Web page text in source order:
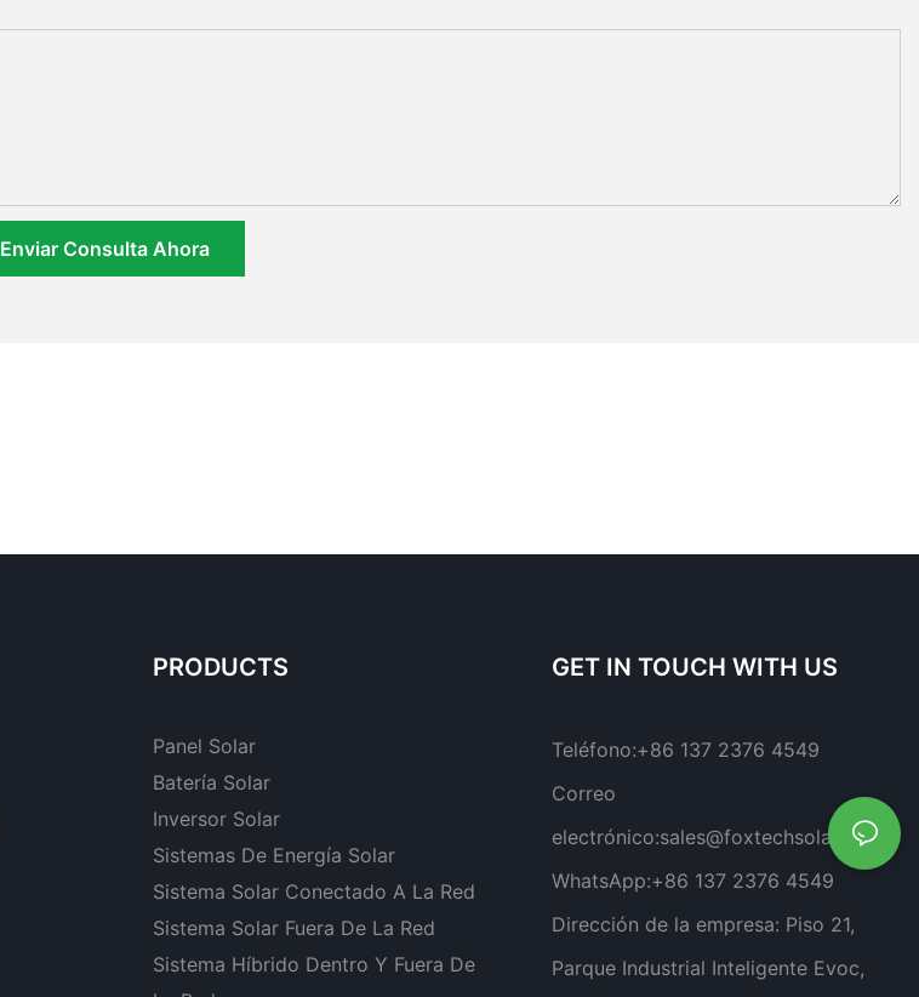
Enviar Consulta Ahora
PRODUCTS
Panel Solar
Batería Solar
Inversor Solar
Sistemas De Energía Solar
Sistema Solar Conectado A La Red
Sistema Solar Fuera De La Red
Sistema Híbrido Dentro Y Fuera De
GET IN TOUCH WITH US
Teléfono:+86 137 2376 4549
Correo
electrónico:sales@foxtechsolar.com
WhatsApp:+86 137 2376 4549
Dirección de la empresa: Piso 21,
Parque Industrial Inteligente Evoc,